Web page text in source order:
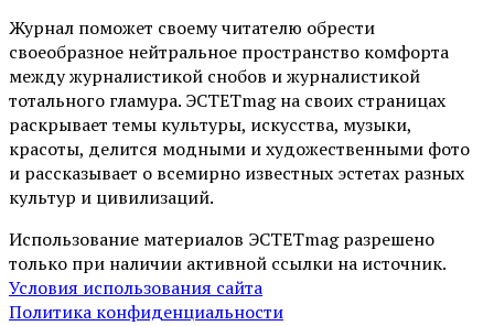
Журнал поможет своему читателю обрести
своеобразное нейтральное пространство комфорта
между журналистикой снобов и журналистикой
тотального гламура. ЭСТЕТmag на своих страницах
раскрывает темы культуры, искусства, музыки,
красоты, делится модными и художественными фото
и рассказывает о всемирно известных эстетах разных
культур и цивилизаций.
Использование материалов ЭСТЕТmag разрешено
только при наличии активной ссылки на источник.
Условия использования сайта
Политика конфиденциальности